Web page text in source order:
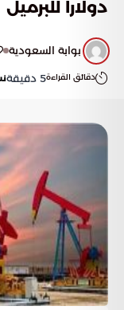
دولارا للبرميل
بوابة السعودية
دقائق القراءة5 دقيقة